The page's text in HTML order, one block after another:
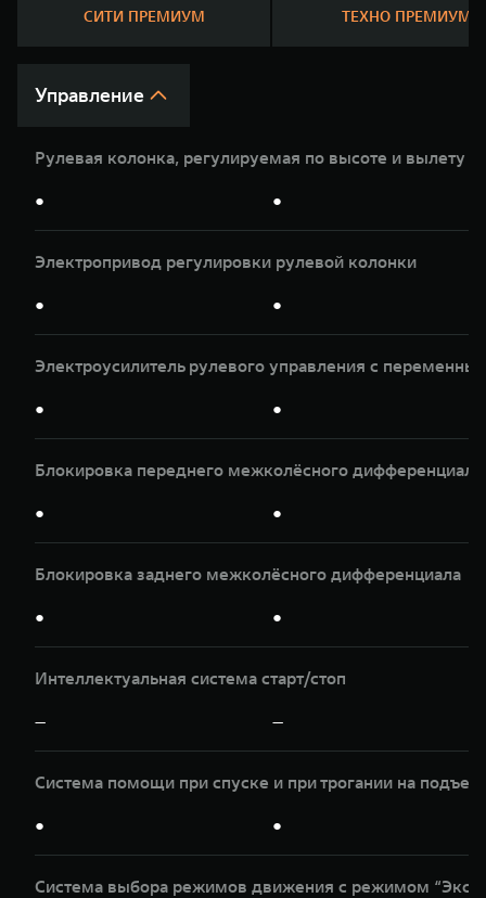
WEY 07 WEY 05
от 6 449 000 ₽ от 8 099
СИТИ ПРЕМИУМ ТЕХНО ПРЕМИУМ
Управление
Рулевая колонка, регулируемая по высоте и вылету
● ●
Электропривод регулировки рулевой колонки
● ●
Электроусилитель рулевого управления с
● ●
Блокировка переднего межколёсного дифференциала
● ●
Блокировка заднего межколёсного дифференциала
● ●
Интеллектуальная система старт/стоп
— —
Система помощи при спуске и при трогании на
● ●
Система выбора режимов движения с режимом